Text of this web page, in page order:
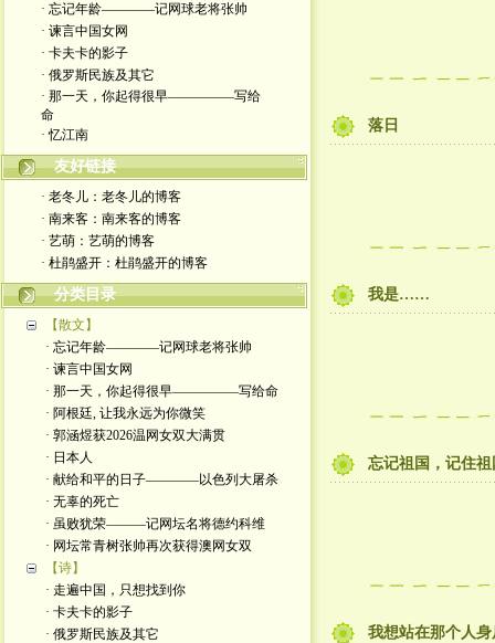
· 忘记年龄————记网球老将张帅
· 谏言中国女网
· 卡夫卡的影子
· 俄罗斯民族及其它
· 那一天，你起得很早—————写给
命
· 忆江南
友好链接
· 老冬儿：老冬儿的博客
· 南来客：南来客的博客
· 艺萌：艺萌的博客
· 杜鹃盛开：杜鹃盛开的博客
分类目录
【散文】
· 忘记年龄————记网球老将张帅
· 谏言中国女网
· 那一天，你起得很早—————写给命
· 阿根廷, 让我永远为你微笑
· 郭涵煜获2026温网女双大满贯
· 日本人
· 献给和平的日子————以色列大屠杀
· 无辜的死亡
· 虽败犹荣———记网坛名将德约科维
· 网坛常青树张帅再次获得澳网女双
【诗】
· 走遍中国，只想找到你
· 卡夫卡的影子
· 俄罗斯民族及其它
落日
我是……
忘记祖国，记住祖
我想站在那个人身